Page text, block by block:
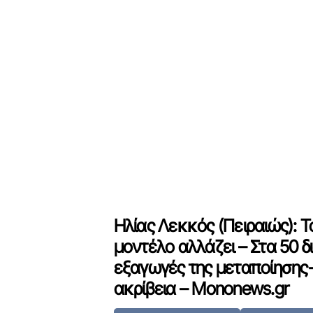
Ηλίας Λεκκός (Πειραιώς):
μοντέλο αλλάζει – Στα 50
εξαγωγές της
ακρίβεια – Mononews.gr